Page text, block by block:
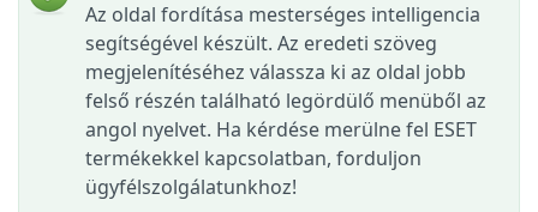
Az oldal fordítása mesterséges intelligencia
segítségével készült. Az eredeti szöveg
megjelenítéséhez válassza ki az oldal jobb
felső részén található legördülő menüből az
angol nyelvet. Ha kérdése merülne fel ESET
termékekkel kapcsolatban, forduljon
ügyfélszolgálatunkhoz!